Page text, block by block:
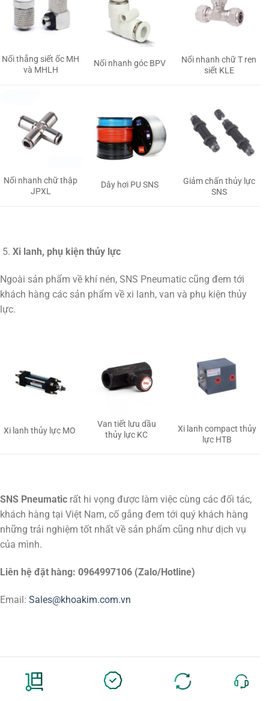
Nối thẳng siết ốc MH
và MHLH
Nối nhanh góc BPV
Nối nhanh chữ T ren
siết KLE
Nối nhanh chữ thập
JPXL
Dây hơi PU SNS
Giảm chấn thủy lực
SNS
Xi lanh, phụ kiện thủy lực
Ngoài sản phẩm về khí nén, SNS Pneumatic cũng đem tới
khách hàng các sản phẩm về xi lanh, van và phụ kiện thủy
lực.
Xi lanh thủy lực MO
Van tiết lưu dầu
thủy lực KC
Xi lanh compact thủy
lực HTB
SNS Pneumatic rất hi vọng được làm việc cùng các đối tác,
khách hàng tại Việt Nam, cố gắng đem tới quý khách hàng
những trải nghiệm tốt nhất về sản phẩm cũng như dịch vụ
của mình.
Liên hệ đặt hàng: 0964997106 (Zalo/Hotline)
Email: Sales@khoakim.com.vn